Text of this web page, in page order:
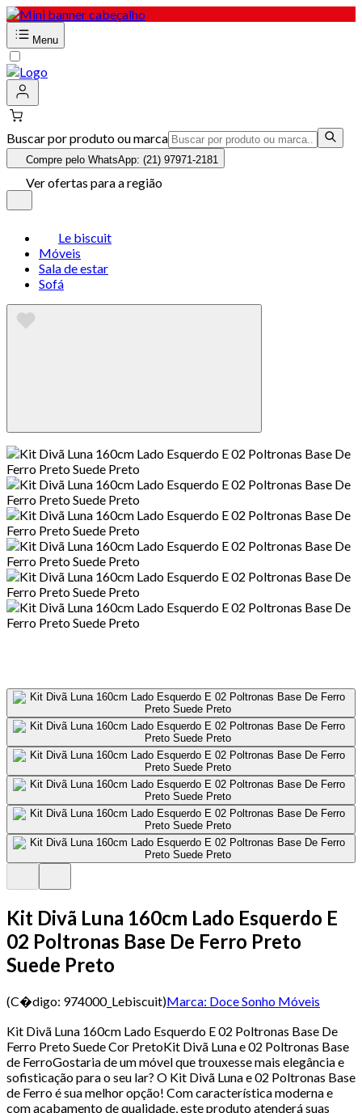
Menu
Buscar por produto ou marca
Compre pelo WhatsApp: (21) 97971-2181
Ver ofertas para a região
Le biscuit
Móveis
Sala de estar
Sofá
Kit Divã Luna 160cm Lado Esquerdo E
02 Poltronas Base De Ferro Preto
Suede Preto
(C�digo: 974000_Lebiscuit)Marca: Doce Sonho Móveis
Kit Divã Luna 160cm Lado Esquerdo E 02 Poltronas Base De
Ferro Preto Suede Cor PretoKit Divã Luna e 02 Poltronas Base
de FerroGostaria de um móvel que trouxesse mais elegância e
sofisticação para o seu lar? O Kit Divã Luna e 02 Poltronas Base
de Ferro é sua melhor opção! Com característica moderna e
com acabamento de qualidade, este produto atenderá suas